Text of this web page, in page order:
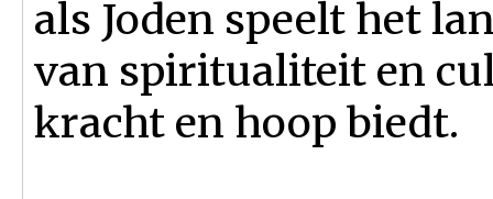
als Joden speelt het
van spiritualiteit en
kracht en hoop biedt.